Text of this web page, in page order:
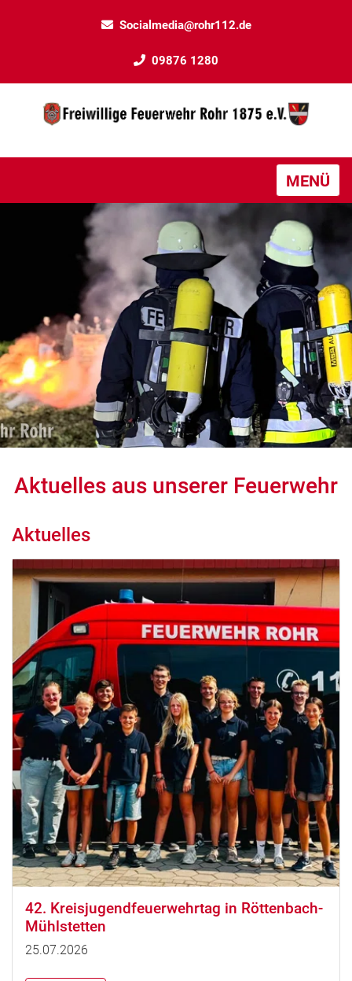
Socialmedia@rohr112.de
09876 1280
MENÜ
Aktuelles aus unserer Feuerwehr
Aktuelles
42. Kreisjugendfeuerwehrtag in Röttenbach-
Mühlstetten
25.07.2026